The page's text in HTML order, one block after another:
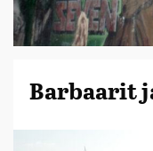
Barbaarit